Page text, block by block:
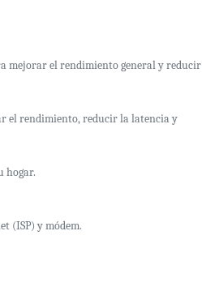
mejorar el rendimiento general y reducir
el rendimiento, reducir la latencia y
hogar.
(ISP) y módem.